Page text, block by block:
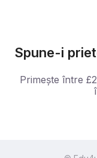
Spune-i
Primește între